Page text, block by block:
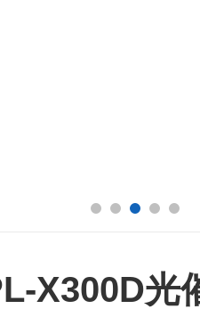
X300D光